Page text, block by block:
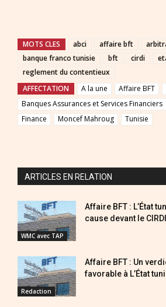
MOTS CLES abci affaire bft
banque franco tunisie
bft cirdi
reglement du contentieux
AFFECTATION
A la une Affaire BFT
Banques Assurances et Services Financiers
Finance
Moncef Mahroug Tunisie
ARTICLES EN RELATION
WMC avec TAP
Affaire BFT : L’État
cause devant le
Redaction
Affaire BFT : Un
favorable à L’État